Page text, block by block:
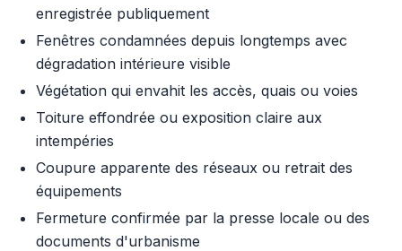
enregistrée publiquement
Fenêtres condamnées depuis longtemps avec
dégradation intérieure visible
Végétation qui envahit les accès, quais ou voies
Toiture effondrée ou exposition claire aux
intempéries
Coupure apparente des réseaux ou retrait des
équipements
Fermeture confirmée par la presse locale ou des
documents d'urbanisme